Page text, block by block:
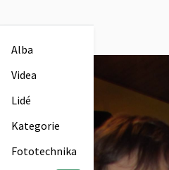
Alba
Videa
Lidé
Kategorie
Fototechnika